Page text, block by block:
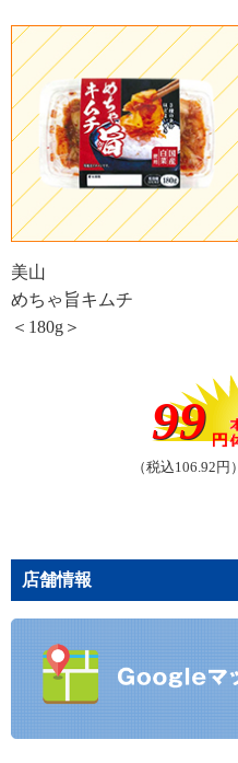
美山
めちゃ旨キムチ
＜180g＞
99
（税込106.92円）
店舗情報